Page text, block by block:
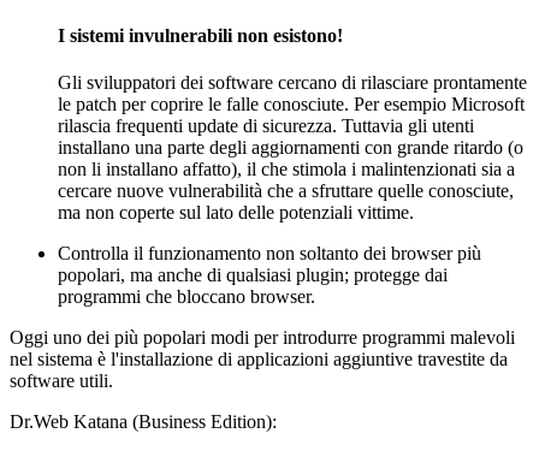
I sistemi invulnerabili non esistono!
Gli sviluppatori dei software cercano di rilasciare prontamente
le patch per coprire le falle conosciute. Per esempio Microsoft
rilascia frequenti update di sicurezza. Tuttavia gli utenti
installano una parte degli aggiornamenti con grande ritardo (o
non li installano affatto), il che stimola i malintenzionati sia a
cercare nuove vulnerabilità che a sfruttare quelle conosciute,
ma non coperte sul lato delle potenziali vittime.
Controlla il funzionamento non soltanto dei browser più
popolari, ma anche di qualsiasi plugin; protegge dai
programmi che bloccano browser.
Oggi uno dei più popolari modi per introdurre programmi malevoli
nel sistema è l'installazione di applicazioni aggiuntive travestite da
software utili.
Dr.Web Katana (Business Edition):